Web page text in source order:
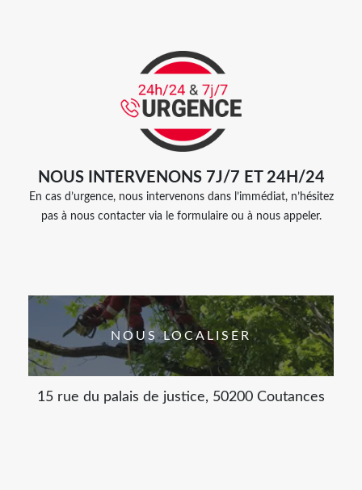
NOUS INTERVENONS 7J/7 ET 24H/24
En cas d’urgence, nous intervenons dans l’immédiat, n’hésitez
pas à nous contacter via le formulaire ou à nous appeler.
NOUS LOCALISER
15 rue du palais de justice, 50200 Coutances